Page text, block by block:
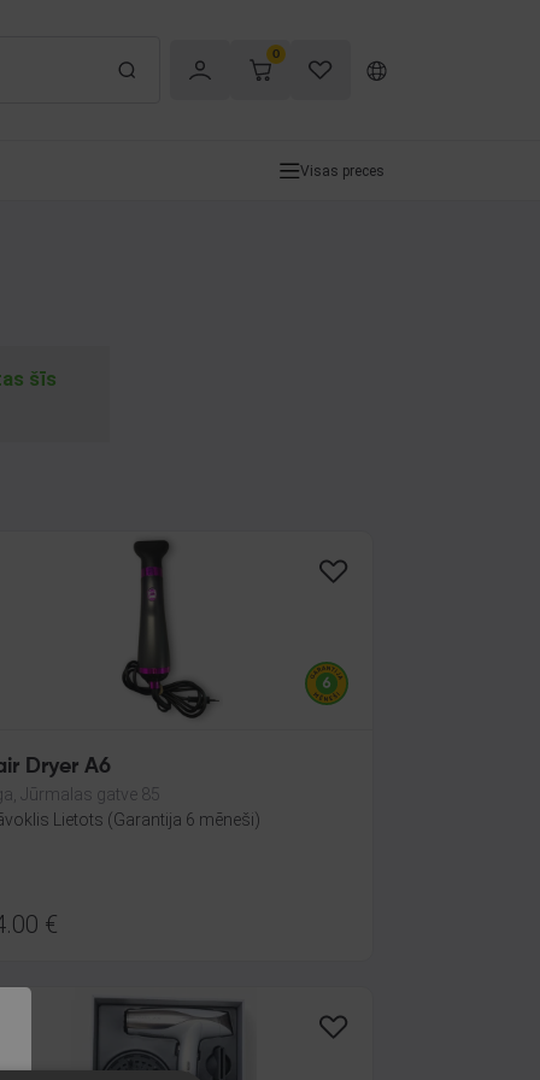
0
Visas preces
šīs
Dryer A6
Jūrmalas gatve 85
Lietots (Garantija 6 mēneši)
€